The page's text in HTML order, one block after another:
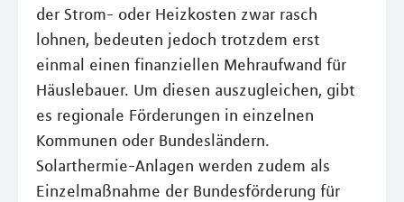
der Strom- oder Heizkosten zwar rasch
lohnen, bedeuten jedoch trotzdem erst
einmal einen finanziellen Mehraufwand für
Häuslebauer. Um diesen auszugleichen, gibt
es regionale Förderungen in einzelnen
Kommunen oder Bundesländern.
Solarthermie-Anlagen werden zudem als
Einzelmaßnahme der Bundesförderung für